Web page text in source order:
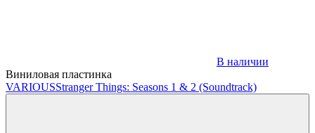
В наличии
Виниловая пластинка
VARIOUSStranger Things: Seasons 1 & 2 (Soundtrack)